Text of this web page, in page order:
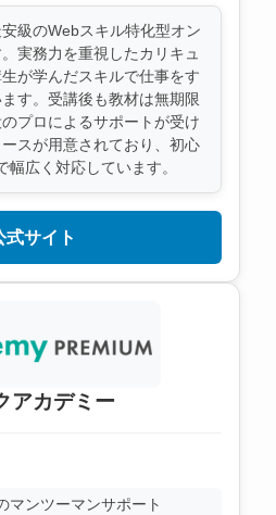
級のWebスキル特化型オン
実務力を重視したカリキュ
が学んだスキルで仕事をす
す。受講後も教材は無期限
プロによるサポートが受け
スが用意されており、初心
幅広く対応しています。
式サイト
アカデミー
マンツーマンサポート